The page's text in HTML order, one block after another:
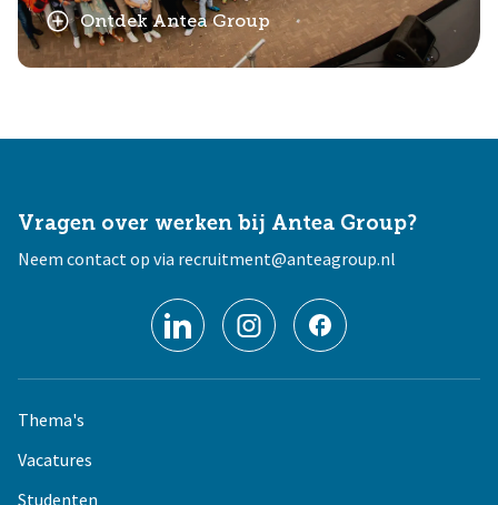
Ontdek Antea Group
Vragen over werken bij Antea Group?
Neem contact op via recruitment@anteagroup.nl
Thema's
Vacatures
Studenten